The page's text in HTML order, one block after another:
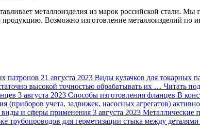
металлоизделия из марок российской стали.
Возможно изготовление металлоизделий по
21 августа 2023 Виды кулачков для токарных
высокой точностью обрабатывать их … Читать
3 августа 2023 Способы изготовления фланцев В
(приборов учета, задвижек, насосных агрегатов)
3 августа 2023 Металлические
трубопроводов для герметизации стыка между